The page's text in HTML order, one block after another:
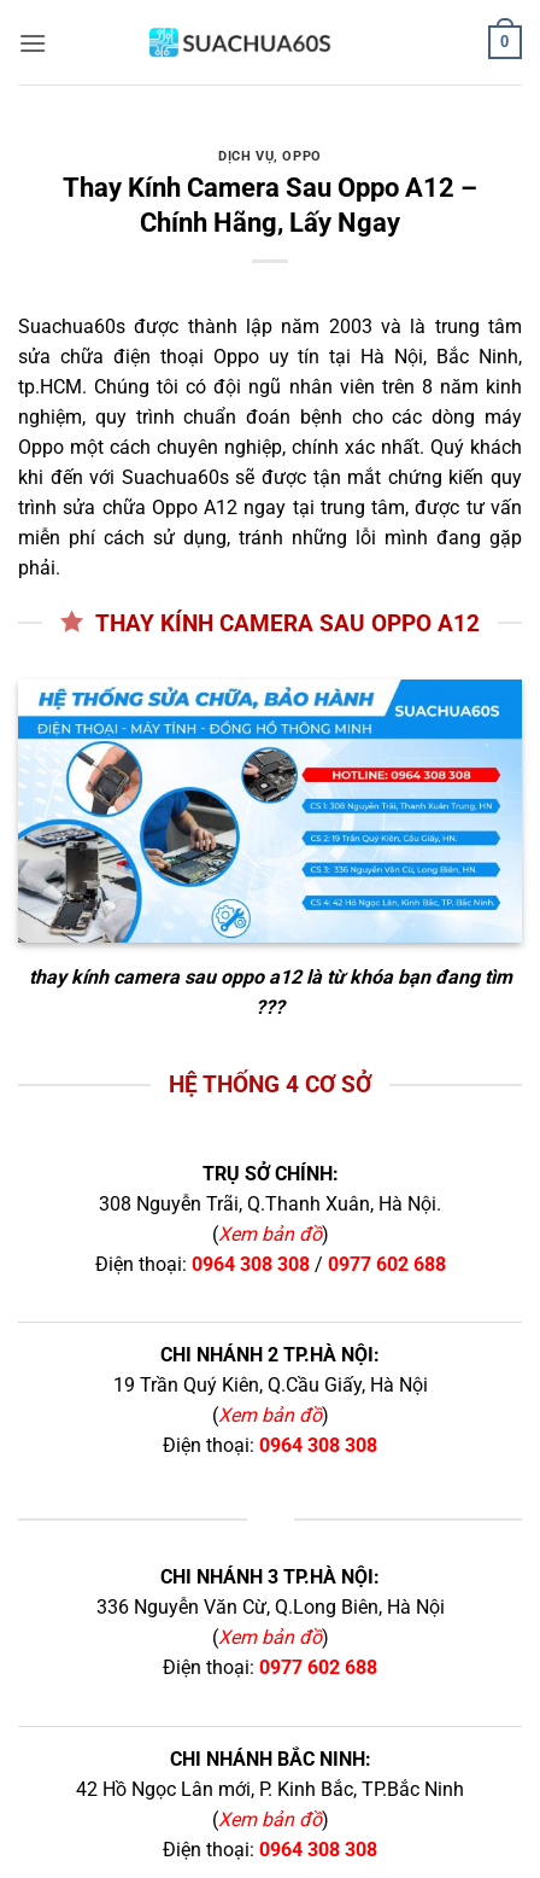
qua
0
DỊCH VỤ,OPPO
Thay Kính Camera Sau Oppo A12 –
Chính Hãng, Lấy Ngay
Suachua60s được thành lập năm 2003 và là trung tâm
sửa chữa điện thoại Oppo uy tín tại Hà Nội, Bắc Ninh,
tp.HCM. Chúng tôi có đội ngũ nhân viên trên 8 năm kinh
nghiệm, quy trình chuẩn đoán bệnh cho các dòng máy
Oppo một cách chuyên nghiệp, chính xác nhất. Quý khách
khi đến với Suachua60s sẽ được tận mắt chứng kiến quy
trình sửa chữa Oppo A12 ngay tại trung tâm, được tư vấn
miễn phí cách sử dụng, tránh những lỗi mình đang gặp
phải.
THAY KÍNH CAMERA SAU OPPO A12
thay kính camera sau oppo a12là từ khóa bạn đang tìm
???
HỆ THỐNG 4 CƠ SỞ
TRỤ SỞ CHÍNH:
308 Nguyễn Trãi, Q.Thanh Xuân, Hà Nội.
(Xem bản đồ)
Điện thoại: 0964 308 308/ 0977 602 688
CHI NHÁNH 2 TP.HÀ NỘI:
19 Trần Quý Kiên, Q.Cầu Giấy, Hà Nội
(Xem bản đồ)
Điện thoại: 0964 308 308
CHI NHÁNH 3 TP.HÀ NỘI:
336 Nguyễn Văn Cừ, Q.Long Biên, Hà Nội
(Xem bản đồ)
Điện thoại: 0977 602 688
CHI NHÁNH BẮC NINH:
42 Hồ Ngọc Lân mới, P. Kinh Bắc, TP.Bắc Ninh
(Xem bản đồ)
Điện thoại: 0964 308 308